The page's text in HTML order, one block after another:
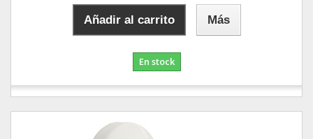
Añadir al carrito Más
En stock